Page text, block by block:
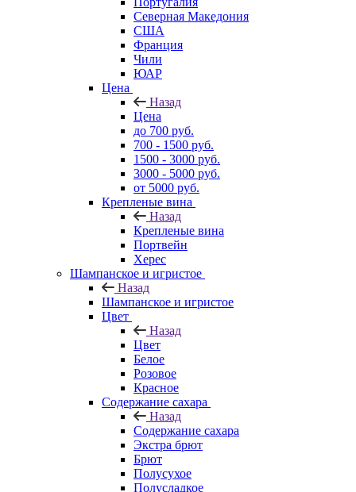
Северная Македония
США
Франция
Чили
ЮАР
Цена
Назад
Цена
до 700 руб.
700 - 1500 руб.
1500 - 3000 руб.
3000 - 5000 руб.
от 5000 руб.
Крепленые вина
Назад
Крепленые вина
Портвейн
Херес
Шампанское и игристое
Назад
Шампанское и игристое
Цвет
Назад
Цвет
Белое
Розовое
Красное
Содержание сахара
Назад
Содержание сахара
Экстра брют
Брют
Полусухое
Полусладкое